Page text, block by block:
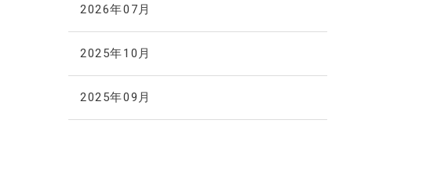
2026年07月
2025年10月
2025年09月